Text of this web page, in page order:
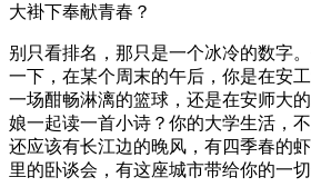
大褂下奉献青春？
别只看排名，那只是一个冰冷的数字
一下，在某个周末的午后，你是在安
一场酣畅淋漓的篮球，还是在安师大
娘一起读一首小诗？你的大学生活，
还应该有长江边的晚风，有四季春的
里的卧谈会，有这座城市带给你的一切